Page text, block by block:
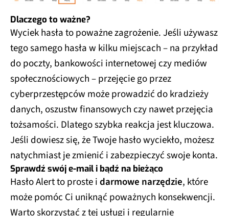
Dlaczego to ważne?
Wyciek hasła to poważne zagrożenie. Jeśli używasz
tego samego hasła w kilku miejscach – na przykład
do poczty, bankowości internetowej czy mediów
społecznościowych – przejęcie go przez
cyberprzestępców może prowadzić do kradzieży
danych, oszustw finansowych czy nawet przejęcia
tożsamości. Dlatego szybka reakcja jest kluczowa.
Jeśli dowiesz się, że Twoje hasło wyciekło, możesz
natychmiast je zmienić i zabezpieczyć swoje konta.
Sprawdź swój e-mail i bądź na bieżąco
Hasło Alert to proste idarmowe narzędzie, które
może pomóc Ci uniknąć poważnych konsekwencji.
Warto skorzystać z tej usługi i regularnie